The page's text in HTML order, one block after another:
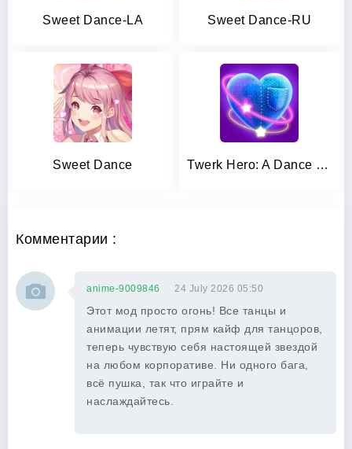
Sweet Dance-LA Sweet Dance-RU
Sweet Dance Twerk Hero: A Dance Game
Комментарии :
anime-9009846 24 July 2026 05:50
Этот мод просто огонь! Все танцы и
анимации летят, прям кайф для танцоров,
теперь чувствую себя настоящей звездой
на любом корпоративе. Ни одного бага,
всё пушка, так что играйте и
наслаждайтесь.